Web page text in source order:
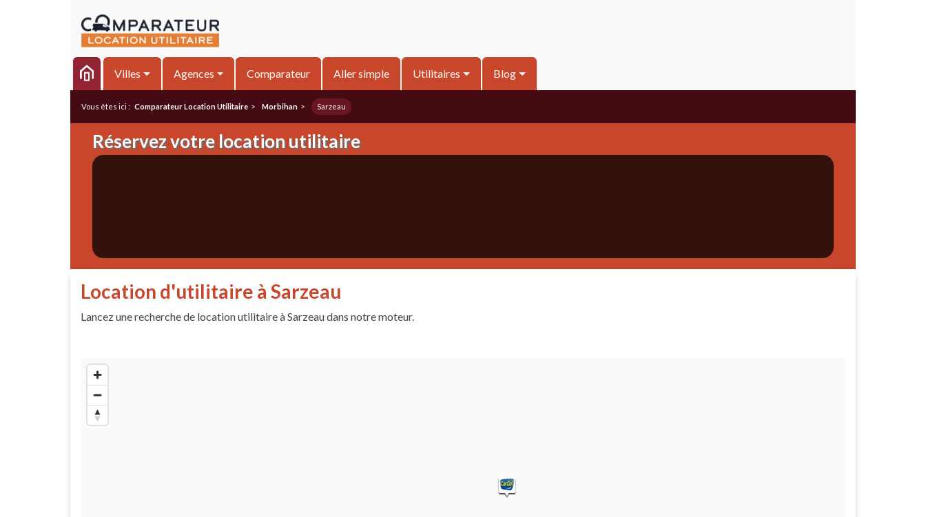
Villes Agences Comparateur Aller simple Utilitaires Blog
Vous êtes ici : Comparateur Location Utilitaire > Morbihan > Sarzeau
Réservez votre location utilitaire
Location d'utilitaire à Sarzeau
Lancez une recherche de location utilitaire à Sarzeau dans notre moteur.